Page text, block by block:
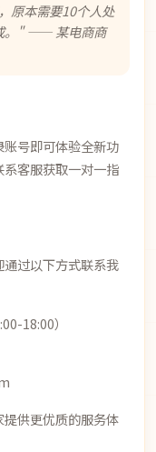
原本需要10个人处
。" —— 某电商商
号即可体验全新功
客服获取一对一指
过以下方式联系我
18:00）
供更优质的服务体